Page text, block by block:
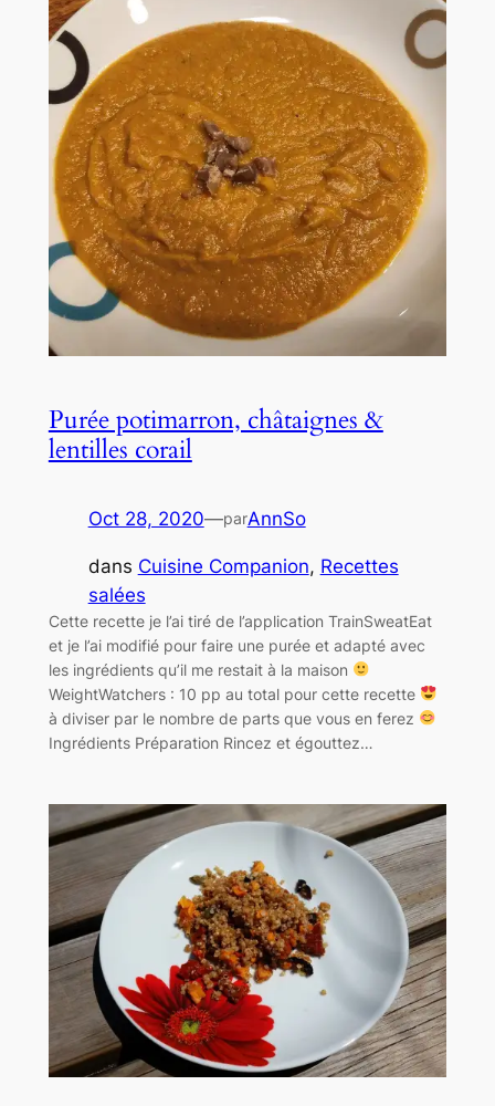
Purée potimarron, châtaignes &
lentilles corail
Oct 28, 2020—parAnnSo
dans Cuisine Companion, Recettes
salées
Cette recette je l’ai tiré de l’application TrainSweatEat
et je l’ai modifié pour faire une purée et adapté avec
les ingrédients qu’il me restait à la maison
WeightWatchers : 10 pp au total pour cette recette
à diviser par le nombre de parts que vous en ferez
Ingrédients Préparation Rincez et égouttez…